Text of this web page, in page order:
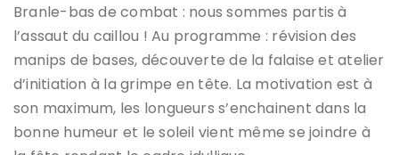
Branle-bas de combat : nous sommes partis à
l’assaut du caillou ! Au programme : révision des
manips de bases, découverte de la falaise et atelier
d’initiation à la grimpe en tête. La motivation est à
son maximum, les longueurs s’enchainent dans la
bonne humeur et le soleil vient même se joindre à